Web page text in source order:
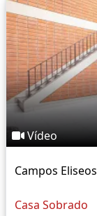
Vídeo
Campos Eliseos
Casa Sobrado